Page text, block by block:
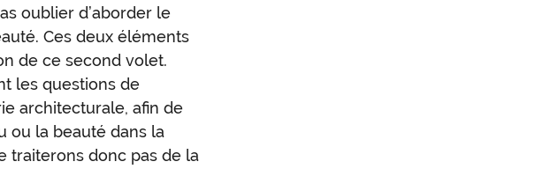
oublier d’aborder le
Ces deux éléments
de ce second volet.
les questions de
architecturale, afin de
ou la beauté dans la
traiterons donc pas de la